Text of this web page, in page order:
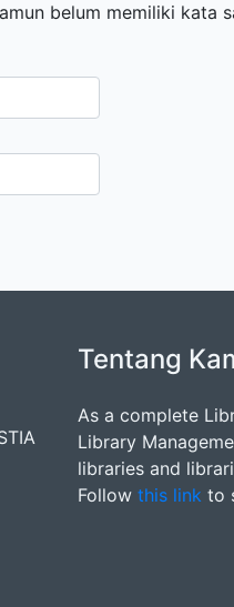
belum memiliki kata
Tentang
As a complete
Library
libraries and
Follow this link to